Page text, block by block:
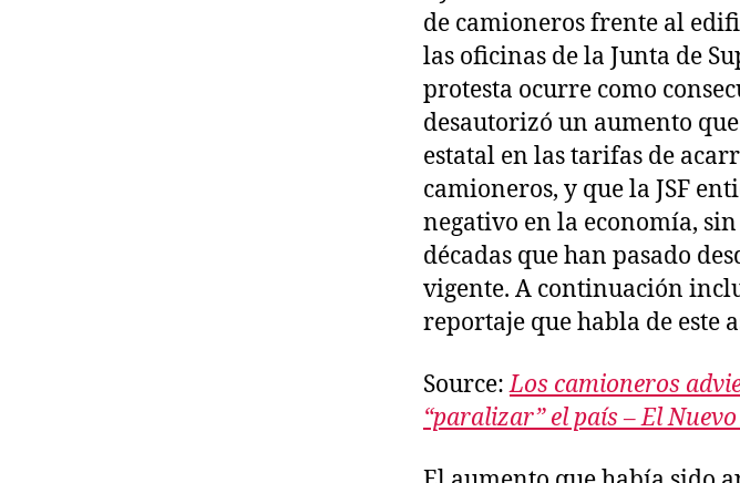
de camioneros frente al
las oficinas de la Junta de
protesta ocurre como
desautorizó un aumento
estatal en las tarifas de
camioneros, y que la JSF
negativo en la economía,
décadas que han pasado
vigente. A continuación
reportaje que habla de este
Source:Los camioneros
“paralizar” el país – El